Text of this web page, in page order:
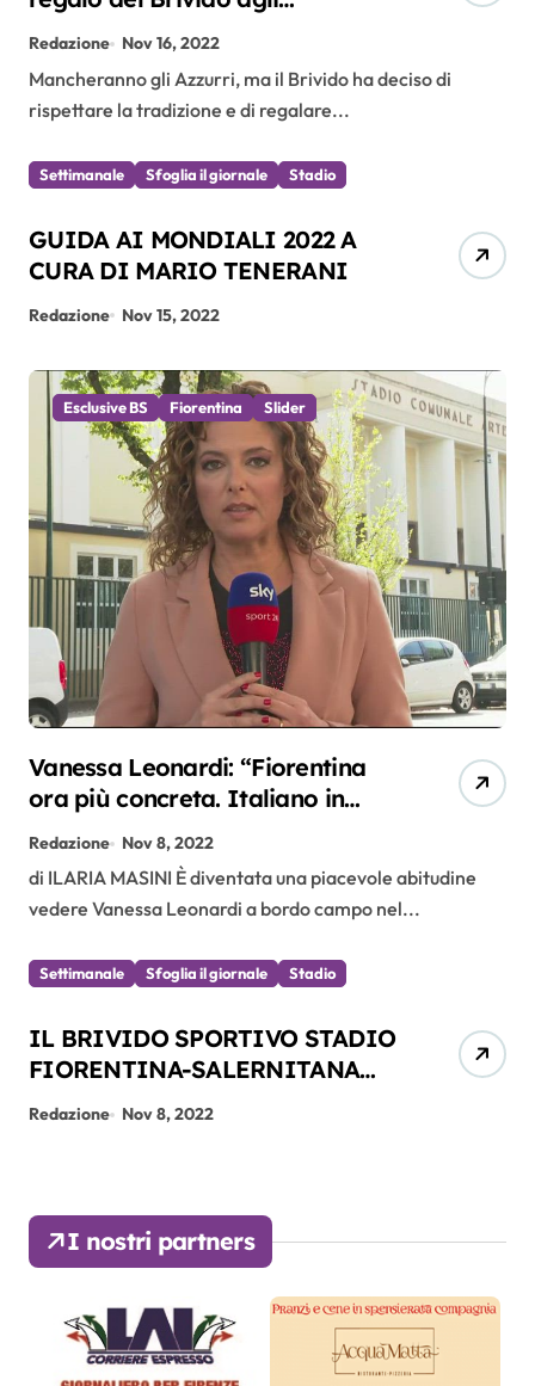
appassionati di calcio
Redazione Nov 16, 2022
Mancheranno gli Azzurri, ma il Brivido ha deciso di
rispettare la tradizione e di regalare...
Settimanale Sfoglia il giornale Stadio
GUIDA AI MONDIALI 2022 A
CURA DI MARIO TENERANI
Redazione Nov 15, 2022
Esclusive BS Fiorentina Slider
Vanessa Leonardi: “Fiorentina
ora più concreta. Italiano in
panchina è uno show”
Redazione Nov 8, 2022
di ILARIA MASINI È diventata una piacevole abitudine
vedere Vanessa Leonardi a bordo campo nel...
Settimanale Sfoglia il giornale Stadio
IL BRIVIDO SPORTIVO STADIO
FIORENTINA-SALERNITANA
DEL 08-11-2022
Redazione Nov 8, 2022
I nostri partners